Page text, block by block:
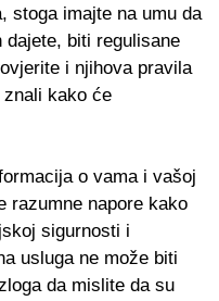
stoga imajte na umu da
biti regulisane
i njihova pravila
kako će
o vama i vašoj
razumne napore kako
sigurnosti i
usluga ne može biti
da mislite da su